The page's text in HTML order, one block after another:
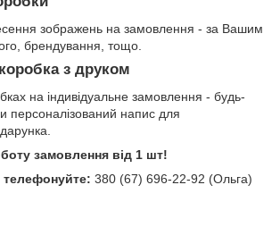
зображень на замовлення - за Вашим
брендування, тощо.
з друком
на індивідуальне замовлення - будь-
персоналізований напис для
замовлення від 1 шт!
телефонуйте: 380 (67) 696-22-92 (Ольга)